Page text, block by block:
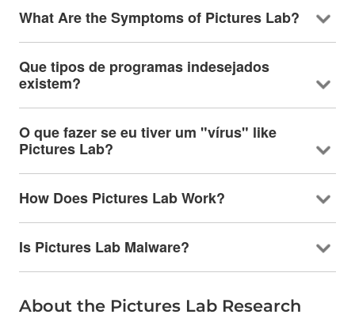
What Are the Symptoms of Pictures Lab?
Que tipos de programas indesejados
existem?
O que fazer se eu tiver um "vírus" like
Pictures Lab?
How Does Pictures Lab Work?
Is Pictures Lab Malware?
About the Pictures Lab Research